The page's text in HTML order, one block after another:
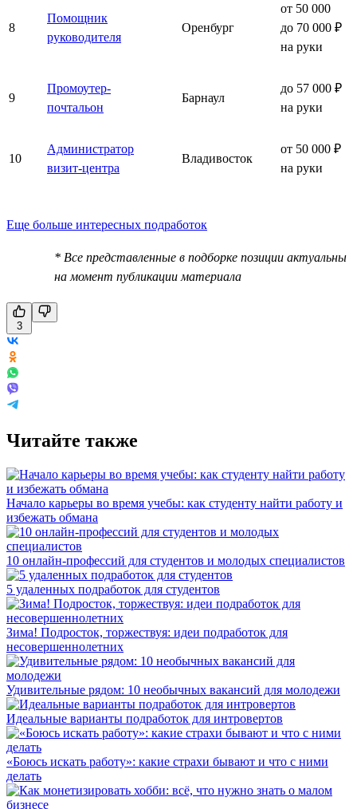
8
Помощник
руководителя
Оренбург
от 50 000
до 70 000 ₽
на руки
9
Промоутер-
почтальон
Барнаул
до 57 000 ₽
на руки
10
Администратор
визит-центра
Владивосток
от 50 000 ₽
на руки
Еще больше интересных подработок
* Все представленные в подборке позиции актуальны
на момент публикации материала
3
Читайте также
Начало карьеры во время учебы: как студенту найти работу и
избежать обмана
10 онлайн-профессий для студентов и молодых специалистов
5 удаленных подработок для студентов
Зима! Подросток, торжествуя: идеи подработок для
несовершеннолетних
Удивительные рядом: 10 необычных вакансий для молодежи
Идеальные варианты подработок для интровертов
«Боюсь искать работу»: какие страхи бывают и что с ними
делать